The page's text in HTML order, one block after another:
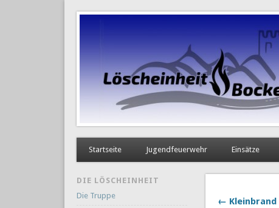
Startseite Jugendfeuerwehr Einsätze
← Kleinbrand
DIE LÖSCHEINHEIT
Die Truppe